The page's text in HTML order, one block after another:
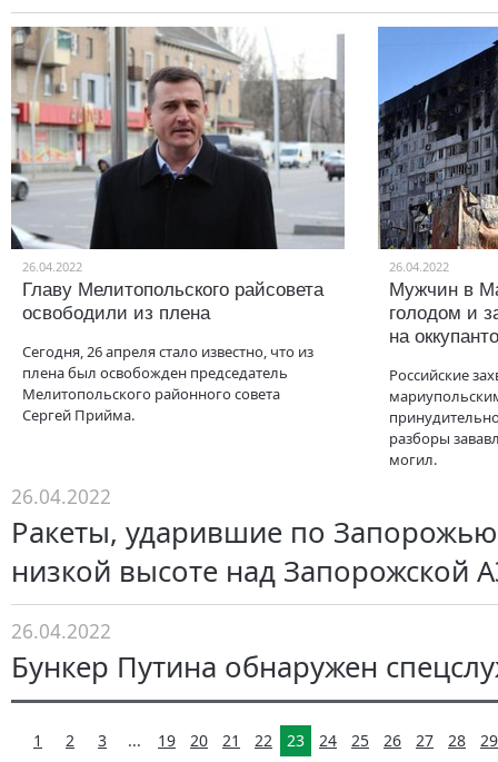
26.04.2022
Главу Мелитопольского райсовета
освободили из плена
Сегодня, 26 апреля стало известно, что из
плена был освобожден председатель
Мелитопольского районного совета
Сергей Прийма.
26.04.2022
Мужчин в
голодом и
на
Российские
разборы
могил.
26.04.2022
Ракеты, ударившие по
низкой высоте над Запорожской
26.04.2022
Бункер Путина обнаружен
1 2 3 ... 19 20 21 22 23 24 25 26 27 28 29